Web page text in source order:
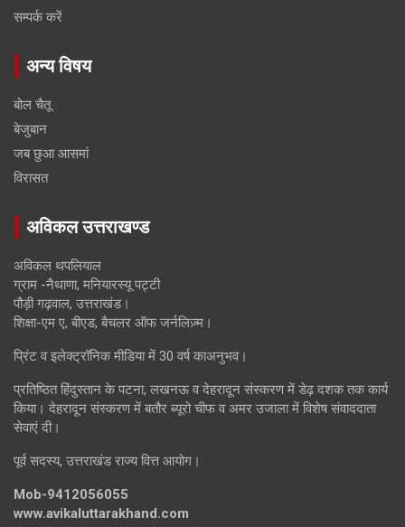
सम्पर्क करें
अन्य विषय
बोल चैतू
बेजुबान
जब छुआ आसमां
विरासत
अविकल उत्तराखण्ड
अविकल थपलियाल
ग्राम -नैथाणा, मनियारस्यू पट्टी
पौड़ी गढ़वाल, उत्तराखंड।
शिक्षा-एम ए, बीएड, बैचलर ऑफ जर्नलिज़्म।
प्रिंट व इलेक्ट्रॉनिक मीडिया में 30 वर्ष काअनुभव।
प्रतिष्ठित हिंदुस्तान के पटना, लखनऊ व देहरादून संस्करण में डेढ़ दशक तक कार्य
किया। देहरादून संस्करण में बतौर ब्यूरो चीफ व अमर उजाला में विशेष संवाददाता
सेवाएं दी।
पूर्व सदस्य, उत्तराखंड राज्य वित्त आयोग।
Mob-9412056055
www.avikaluttarakhand.com